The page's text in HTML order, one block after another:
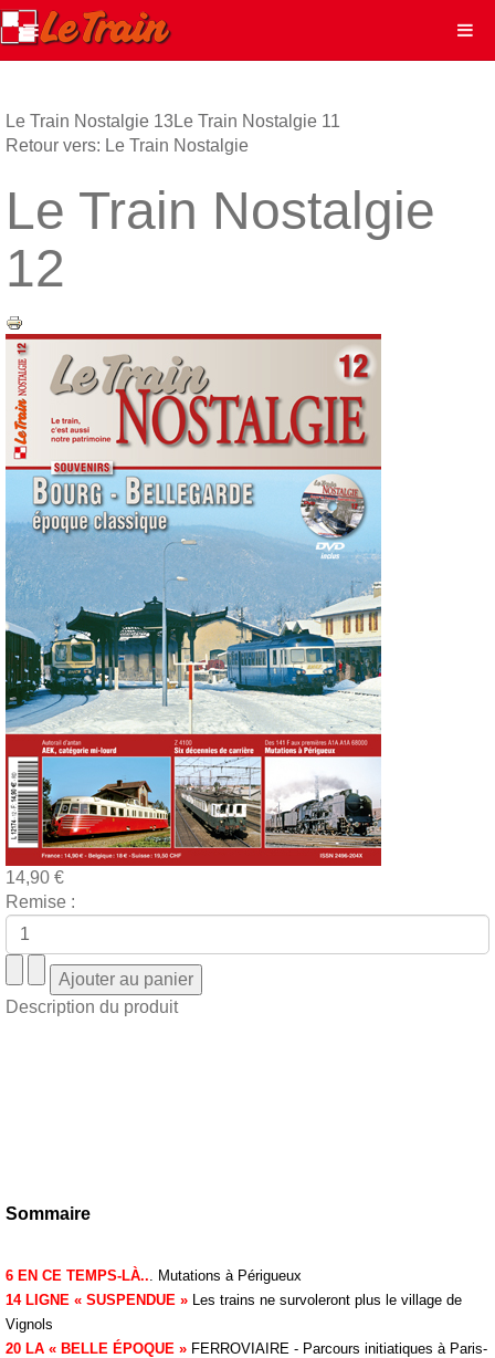
Le Train Nostalgie 13Le Train Nostalgie 11
Retour vers: Le Train Nostalgie
Le Train Nostalgie
12
14,90 €
Remise :
Description du produit
Sommaire
6 EN CE TEMPS-LÀ... Mutations à Périgueux
14 LIGNE « SUSPENDUE » Les trains ne survoleront plus le village de
Vignols
20 LA « BELLE ÉPOQUE » FERROVIAIRE - Parcours initiatiques à Paris-